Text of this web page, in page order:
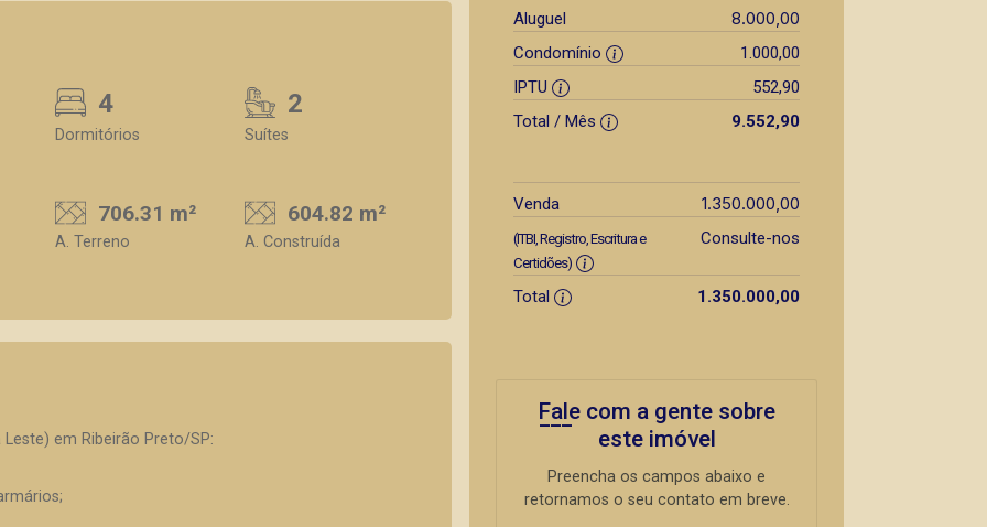
4
Dormitórios
2
Suítes
706.31 m²
A. Terreno
604.82 m²
A. Construída
em Ribeirão Preto/SP:
Aluguel 8.000,00
Condomínio
1.000,00
IPTU
552,90
Total / Mês
9.552,90
Venda 1.350.000,00
(ITBI, Registro, Escritura e
Certidões)
Consulte-nos
Total 1.350.000,00
Fale com a gente sobre
este imóvel
Preencha os campos abaixo e
retornamos o seu contato em breve.